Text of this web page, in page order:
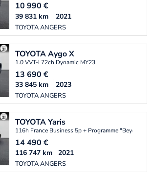
10 990 €
TOYOTA ANGERS
39 831 km 2021
TOYOTAAygo X
1.0 VVT-i 72ch Dynamic MY23
13 690 €
TOYOTA ANGERS
33 845 km 2023
TOYOTAYaris
116h France Business 5p + Programme "Beyond
14 490 €
TOYOTA ANGERS
116 747 km 2021